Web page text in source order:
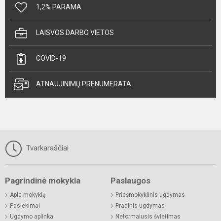
1,2% PARAMA
LAISVOS DARBO VIETOS
COVID-19
ATNAUJINIMŲ PRENUMERATA
Tvarkaraščiai
Pagrindinė mokykla
Apie mokyklą
Pasiekimai
Ugdymo aplinka
Paslaugos
Priešmokyklinis ugdymas
Pradinis ugdymas
Neformalusis švietimas